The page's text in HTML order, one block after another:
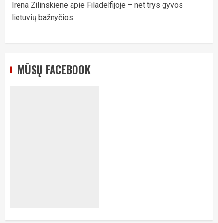
Irena Zilinskiene apie Filadelfijoje – net trys gyvos
lietuvių bažnyčios
MŪSŲ FACEBOOK